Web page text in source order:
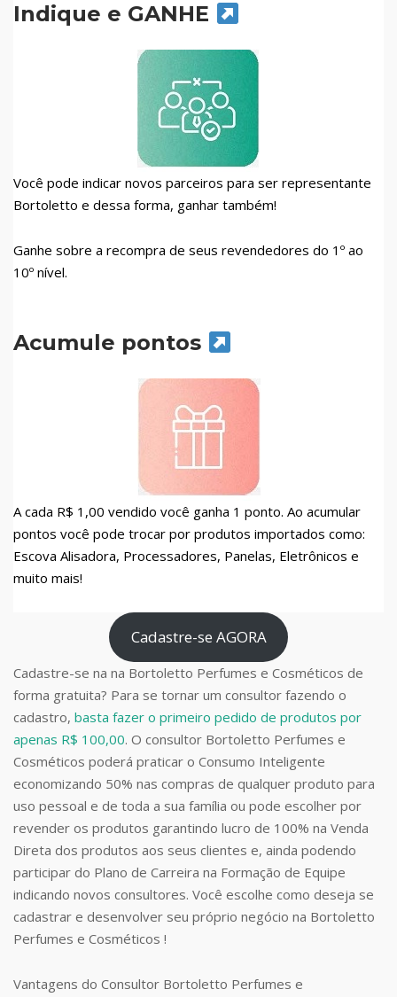
Indique e GANHE
Você pode indicar novos parceiros para ser representante
Bortoletto e dessa forma, ganhar também!
Ganhe sobre a recompra de seus revendedores do 1º ao
10º nível.
Acumule pontos
A cada R$ 1,00 vendido você ganha 1 ponto. Ao acumular
pontos você pode trocar por produtos importados como:
Escova Alisadora, Processadores, Panelas, Eletrônicos e
muito mais!
Cadastre-se AGORA
Cadastre-se na na Bortoletto Perfumes e Cosméticos de
forma gratuita? Para se tornar um consultor fazendo o
cadastro, basta fazer o primeiro pedido de produtos por
apenas R$ 100,00. O consultor Bortoletto Perfumes e
Cosméticos poderá praticar o Consumo Inteligente
economizando 50% nas compras de qualquer produto para
uso pessoal e de toda a sua família ou pode escolher por
revender os produtos garantindo lucro de 100% na Venda
Direta dos produtos aos seus clientes e, ainda podendo
participar do Plano de Carreira na Formação de Equipe
indicando novos consultores. Você escolhe como deseja se
cadastrar e desenvolver seu próprio negócio na Bortoletto
Perfumes e Cosméticos !
Vantagens do Consultor Bortoletto Perfumes e